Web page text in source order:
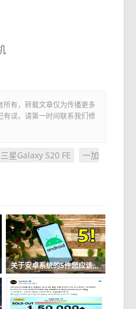
有，转载文章仅为传播更多
有误，请第一时间联系我们修
三星Galaxy S20 FE
一加
关于安卓系统的5件您应该不知道的事情